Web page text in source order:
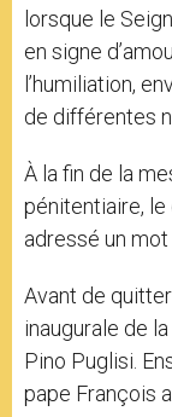
lorsque le
en signe
l’humiliation,
de différentes
À la fin de la
pénitentiaire, le
adressé un
Avant de
inaugurale de
Pino Puglisi.
pape François